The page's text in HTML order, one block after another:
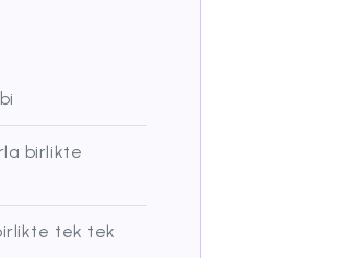
birlikte
tek tek